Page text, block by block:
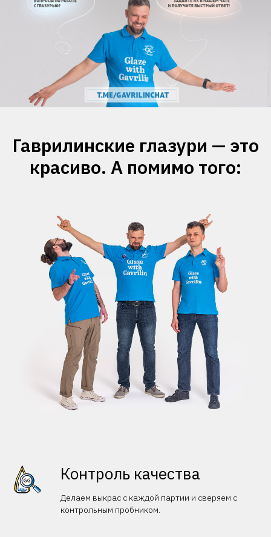
Гаврилинские глазури — это
красиво. А помимо того:
Контроль качества
Делаем выкрас с каждой партии и сверяем с
контрольным пробником.